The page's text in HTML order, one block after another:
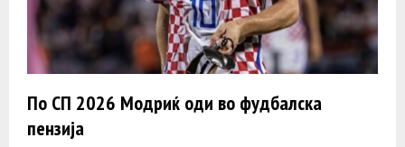
По СП 2026 Модриќ оди во фудбалска
пензија